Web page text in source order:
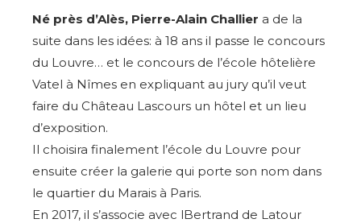
Né près d’Alès, Pierre-Alain Challier a de la
suite dans les idées: à 18 ans il passe le concours
du Louvre… et le concours de l’école hôtelière
Vatel à Nîmes en expliquant au jury qu’il veut
faire du Château Lascours un hôtel et un lieu
d’exposition.
Il choisira finalement l’école du Louvre pour
ensuite créer la galerie qui porte son nom dans
le quartier du Marais à Paris.
En 2017, il s’associe avec lBertrand de Latour